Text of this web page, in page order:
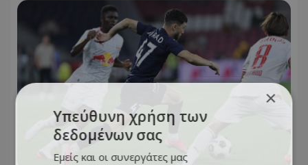
×
Υπεύθυνη χρήση των
δεδομένων σας
Εμείς και οι συνεργάτες μας